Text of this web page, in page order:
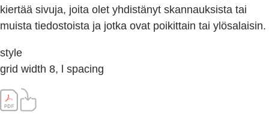
kiertää sivuja, joita olet yhdistänyt skannauksista tai
muista tiedostoista ja jotka ovat poikittain tai ylösalaisin.
style
grid width 8, l spacing